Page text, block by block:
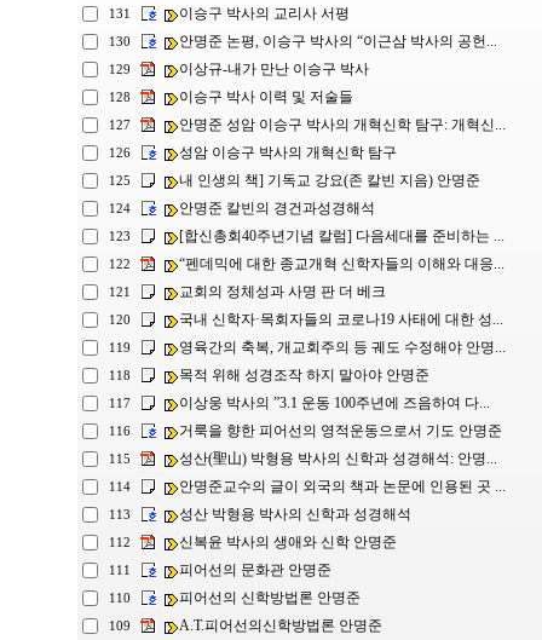
131 이승구 박사의 교리사 서평
130 안명준 논평, 이승구 박사의 “이근삼 박사의 공헌...
129 이상규-내가 만난 이승구 박사
128 이승구 박사 이력 및 저술들
127 안명준 성암 이승구 박사의 개혁신학 탐구: 개혁신...
126 성암 이승구 박사의 개혁신학 탐구
125 내 인생의 책] 기독교 강요(존 칼빈 지음) 안명준
124 안명준 칼빈의 경건과성경해석
123 [합신총회40주년기념 칼럼] 다음세대를 준비하는 ...
122 “펜데믹에 대한 종교개혁 신학자들의 이해와 대응...
121 교회의 정체성과 사명 판 더 베크
120 국내 신학자·목회자들의 코로나19 사태에 대한 성...
119 영육간의 축복, 개교회주의 등 궤도 수정해야 안명...
118 목적 위해 성경조작 하지 말아야 안명준
117 이상웅 박사의 ”3.1 운동 100주년에 즈음하여 다...
116 거룩을 향한 피어선의 영적운동으로서 기도 안명준
115 성산(聖山) 박형용 박사의 신학과 성경해석: 안명...
114 안명준교수의 글이 외국의 책과 논문에 인용된 곳 ...
113 성산 박형용 박사의 신학과 성경해석
112 신복윤 박사의 생애와 신학 안명준
111 피어선의 문화관 안명준
110 피어선의 신학방법론 안명준
109 A.T.피어선의신학방법론 안명준